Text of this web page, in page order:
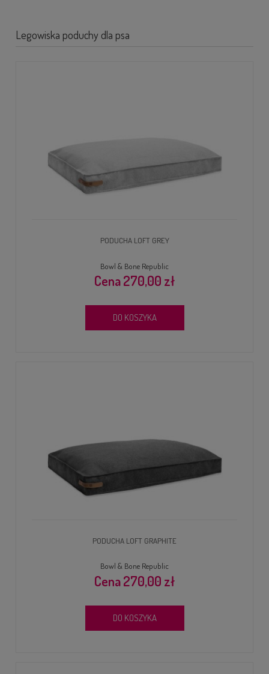
Legowiska poduchy dla psa
PODUCHA LOFT GREY
Bowl & Bone Republic
270,00 zł
DO KOSZYKA
PODUCHA LOFT GRAPHITE
Bowl & Bone Republic
270,00 zł
DO KOSZYKA